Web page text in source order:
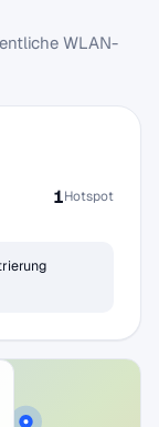
WLAN-
1Hotspot